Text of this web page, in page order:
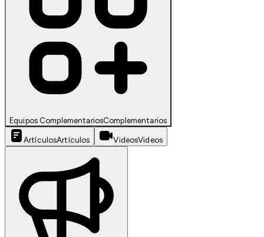
Equipos ComplementariosComplementarios
ArtículosArtículos VideosVideos